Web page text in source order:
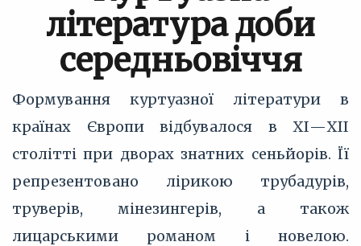
література доби
середньовіччя
Формування куртуазної літератури в
країнах Європи відбувалося в ХІ—ХІІ
столітті при дворах знатних сеньйорів. Її
репрезентовано лірикою трубадурів,
труверів, мінезингерів, а також
лицарськими романом і новелою.